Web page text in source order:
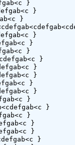
}
}
}
}
}
}
}
}
}
}
}
}
}
}
}
}
}